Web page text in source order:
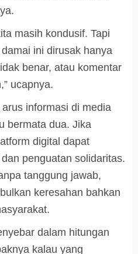
masih kondusif. Tapi
ini dirusak hanya
benar, atau komentar
ucapnya.
informasi di media
bermata dua. Jika
digital dapat
penguatan solidaritas.
tanggung jawab,
keresahan bahkan
dalam hitungan
kalau yang